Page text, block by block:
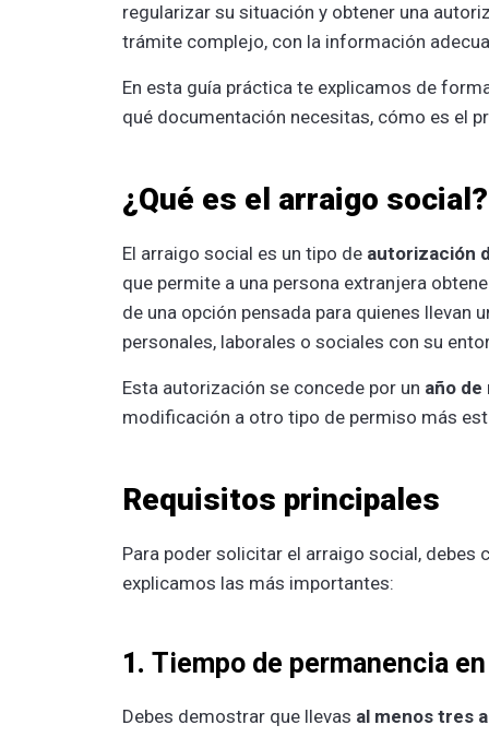
regularizar su situación y obtener una
trámite complejo, con la información
En esta guía práctica te explicamos de
qué documentación necesitas, cómo es el
¿Qué es el arraigo social?
El arraigo social es un tipo de autorización
que permite a una persona extranjera
de una opción pensada para quienes llevan
personales, laborales o sociales con su
Esta autorización se concede por un año
modificación a otro tipo de permiso más
Requisitos principales
Para poder solicitar el arraigo social, debes
explicamos las más importantes:
1. Tiempo de permanencia
Debes demostrar que llevas al menos tres